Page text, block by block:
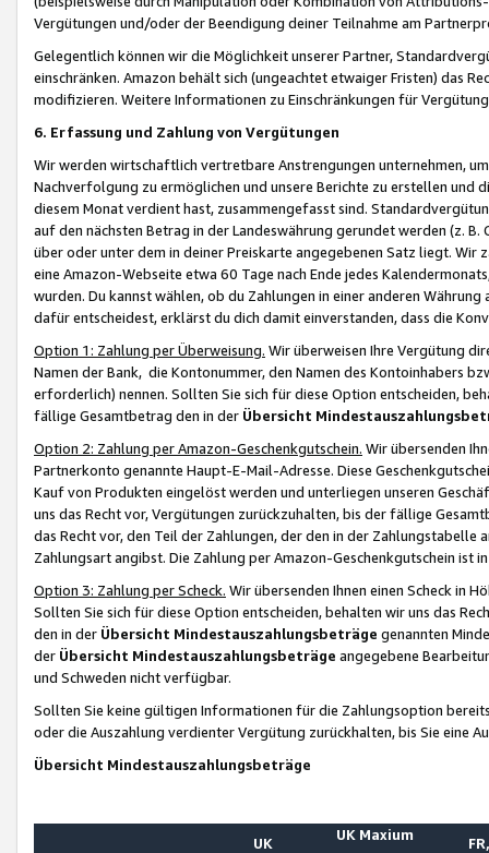
Vergütungen und/oder der Beendigung deiner Teilnahme am
Gelegentlich können wir die Möglichkeit unserer Partner,
einschränken. Amazon behält sich (ungeachtet etwaiger Fristen) das
modifizieren. Weitere Informationen zu Einschränkungen für
6. Erfassung und Zahlung von Vergütungen
Wir werden wirtschaftlich vertretbare Anstrengungen unternehmen,
Nachverfolgung zu ermöglichen und unsere Berichte zu erstellen und
diesem Monat verdient hast, zusammengefasst sind.
auf den nächsten Betrag in der Landeswährung gerundet werden (z.
über oder unter dem in deiner Preiskarte angegebenen Satz liegt.
eine Amazon-Webseite etwa 60 Tage nach Ende jedes
wurden. Du kannst wählen, ob du Zahlungen in einer anderen
dafür entscheidest, erklärst du dich damit einverstanden, dass die
Option 1: Zahlung per Überweisung. Wir überweisen Ihre Vergütung
Namen der Bank, die Kontonummer, den Namen des Kontoinhabers
erforderlich) nennen. Sollten Sie sich für diese Option entscheiden,
fällige Gesamtbetrag den in der Übersicht
Option 2: Zahlung per Amazon-Geschenkgutschein. Wir übersenden
Partnerkonto genannte Haupt-E-Mail-Adresse. Diese
Kauf von Produkten eingelöst werden und unterliegen unseren
uns das Recht vor, Vergütungen zurückzuhalten, bis der fällige
das Recht vor, den Teil der Zahlungen, der den in der
Zahlungsart angibst. Die Zahlung per Amazon-Geschenkgutschein ist
Option 3: Zahlung per Scheck. Wir übersenden Ihnen einen Scheck in
Sollten Sie sich für diese Option entscheiden, behalten wir uns das
den in der Übersicht Mindestauszahlungsbeträge genannten
der Übersicht Mindestauszahlungsbeträge angegebene
und Schweden nicht verfügbar.
Sollten Sie keine gültigen Informationen für die Zahlungsoption
oder die Auszahlung verdienter Vergütung zurückhalten, bis Sie
Übersicht Mindestauszahlungsbeträge
UK
UK Maxium